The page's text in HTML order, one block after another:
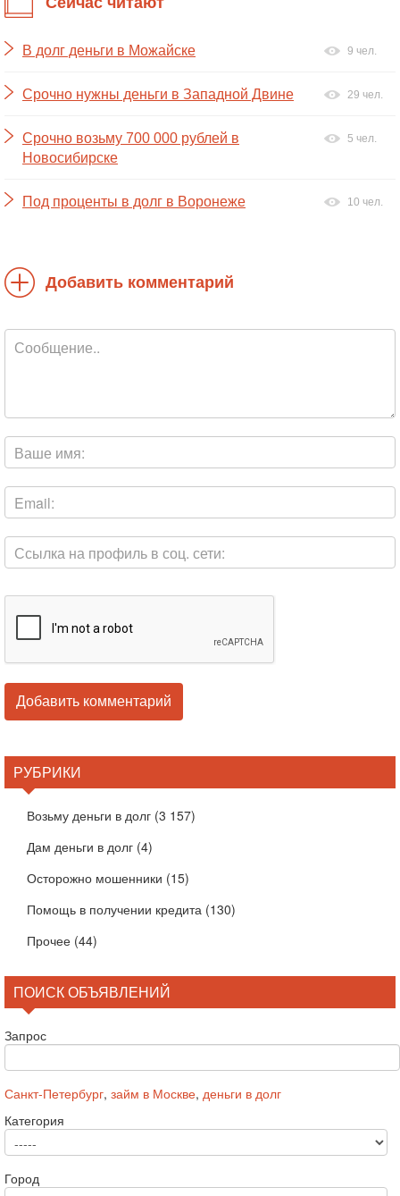
В долг деньги в Можайске 9 чел.
Срочно нужны деньги в Западной Двине 29 чел.
Срочно возьму 700 000 рублей в
Новосибирске
5 чел.
Под проценты в долг в Воронеже 10 чел.
Добавить комментарий
РУБРИКИ
Возьму деньги в долг (3 157)
Дам деньги в долг (4)
Осторожно мошенники (15)
Помощь в получении кредита (130)
Прочее (44)
ПОИСК ОБЪЯВЛЕНИЙ
Запрос
Санкт-Петербург, займ в Москве, деньги в долг
Категория
Город